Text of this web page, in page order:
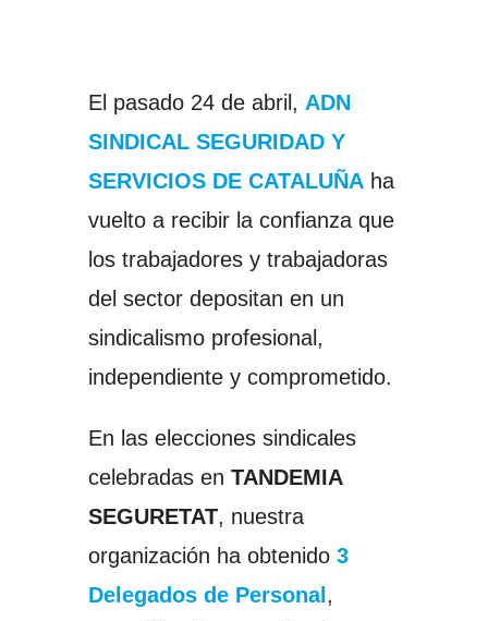
El pasado 24 de abril, ADN
SINDICAL SEGURIDAD Y
SERVICIOS DE CATALUÑAha
vuelto a recibir la confianza que
los trabajadores y trabajadoras
del sector depositan en un
sindicalismo profesional,
independiente y comprometido.
En las elecciones sindicales
celebradas en TANDEMIA
SEGURETAT, nuestra
organización ha obtenido 3
Delegados de Personal ,